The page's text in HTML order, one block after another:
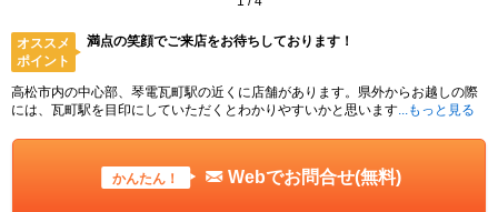
オススメ
ポイント
満点の笑顔でご来店をお待ちしております！
高松市内の中心部、琴電瓦町駅の近くに店舗があります。県外からお越しの際
には、瓦町駅を目印にしていただくとわかりやすいかと思います ...もっと見る
かんたん！ Webでお問合せ(無料)